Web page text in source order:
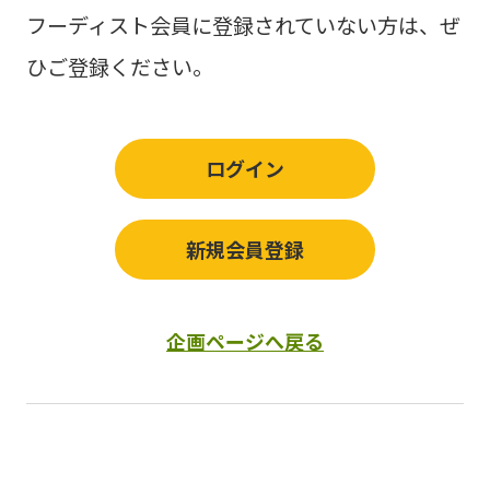
フーディスト会員に登録されていない方は、ぜ
ひご登録ください。
ログイン
新規会員登録
企画ページへ戻る